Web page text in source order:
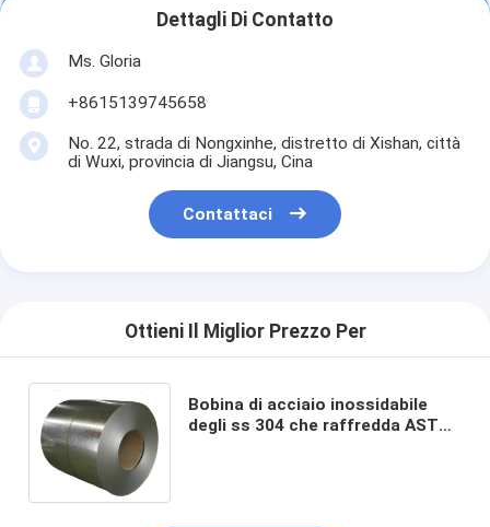
Dettagli Di Contatto
Ms. Gloria
+8615139745658
No. 22, strada di Nongxinhe, distretto di Xishan, città
di Wuxi, provincia di Jiangsu, Cina
Contattaci
Ottieni Il Miglior Prezzo Per
Bobina di acciaio inossidabile
degli ss 304 che raffredda ASTM